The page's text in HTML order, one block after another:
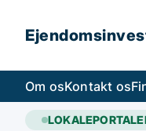
Om osKontakt os